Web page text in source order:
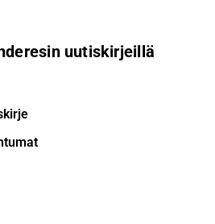
uutiskirjeillä